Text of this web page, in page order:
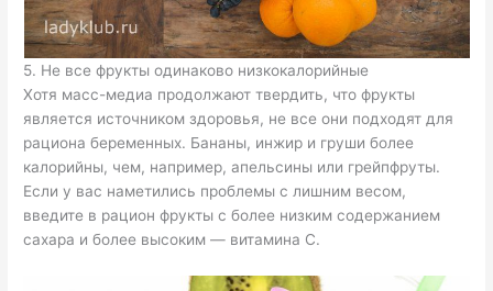
5. Не все фрукты одинаково низкокалорийные
Хотя масс-медиа продолжают твердить, что фрукты
является источником здоровья, не все они подходят для
рациона беременных. Бананы, инжир и груши более
калорийны, чем, например, апельсины или грейпфруты.
Если у вас наметились проблемы с лишним весом,
введите в рацион фрукты с более низким содержанием
сахара и более высоким — витамина С.